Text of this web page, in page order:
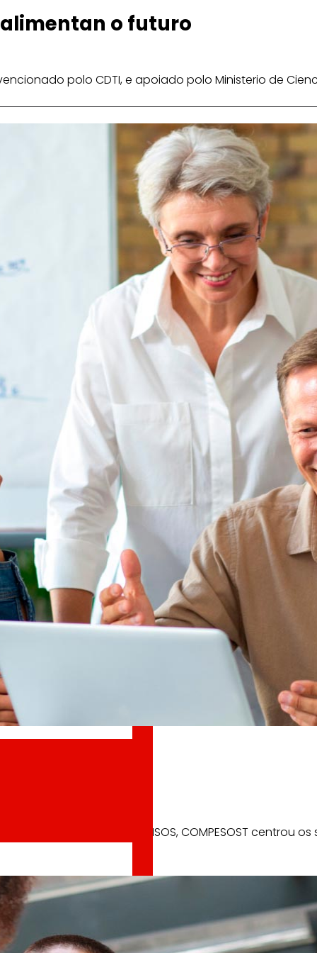
ao teu alcance.
nos move
a experiencia de
a nosa
Venture Program
Das ideas á acción, o noso
start-ups que revolucionan o
alimentan o futuro
polo CDTI, e apoiado polo Ministerio de
no proxecto MONSOS, COMPESOST centrou